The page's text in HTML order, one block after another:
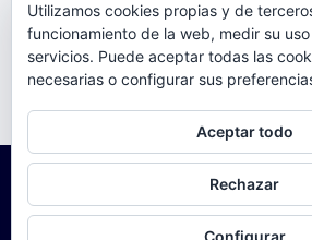
misma mañana
torrent al dia Ago 7, 2026
Utilizamos cookies propias y de
funcionamiento de la web, medir su
servicios. Puede aceptar todas las
necesarias o configurar sus
Aceptar todo
Rechazar
Configurar
Para obtener más información, incluido